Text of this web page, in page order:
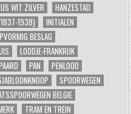
WIT ZILVER
HANZESTAD
1938)
INITIALEN
BESLAG
LOODJE-FRANKRIJK
PAN
PENLOOD
SPOORWEGEN
BELGIE
TRAM EN TREIN